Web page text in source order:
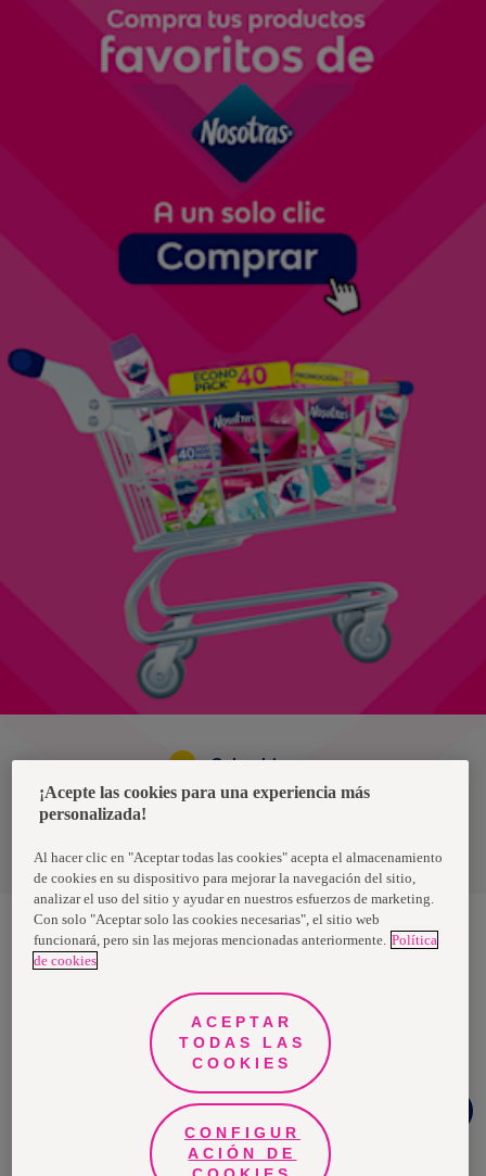
Términos y condiciones
Colombia
Nosotras, una marca de Essity - una compañía global líder en
mundo, utilizan nuestros productos, servicios y soluciones. Nuestro
propósito es romper barreras por el bienestar en beneficio de
consumidores, pacientes, cuidadores, clientes y la sociedad en
general. Vendemos en aproximadamente 150 países bajo las
principales marcas globales TENA y Tork, así como otras marcas
como Actimove, Cutimed, JOBST, Knix, Leukoplast, Libero, Libresse,
Lotus, Modibodi, Nosotras, Saba, Tempo, TOM Organic y Zewa. En
2024, Essity tuvo ventas de aproximadamente 13 mil millones de
euros y empleó a 36,000 personas. La sede de la compañía está
ubicada en Estocolmo, Suecia, y Essity cotiza en Nasdaq Estocolmo.
Más información en www.essity.com.
¡Acepte las cookies para una experiencia más
personalizada!
Al hacer clic en "Aceptar todas las cookies" acepta el almacenamiento
de cookies en su dispositivo para mejorar la navegación del sitio,
analizar el uso del sitio y ayudar en nuestros esfuerzos de marketing.
Con solo "Aceptar solo las cookies necesarias", el sitio web
funcionará, pero sin las mejoras mencionadas anteriormente. Política
de cookies
ACEPTAR
TODAS LAS
COOKIES
CONFIGUR
ACIÓN DE